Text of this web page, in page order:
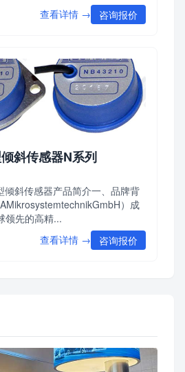
查看详情 → 咨询报价
斜传感器N系列
倾斜传感器产品简介一、品牌背
）成
领先的高精...
查看详情 → 咨询报价